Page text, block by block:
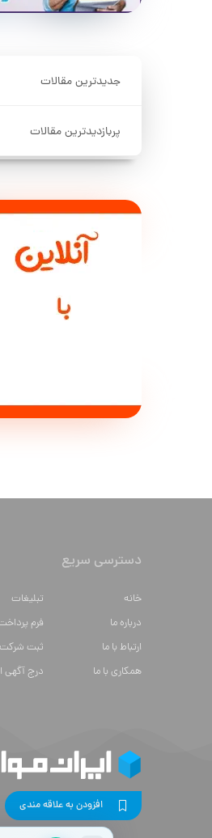
جدیدترین مقالات
پربازدیدترین مقالات
دسترسی سریع
خانه
تبلیغات
درباره ما
فرم
ارتباط با ما
ثبت
همکاری با ما
درج آگهی
افزودن به علاقه مندی